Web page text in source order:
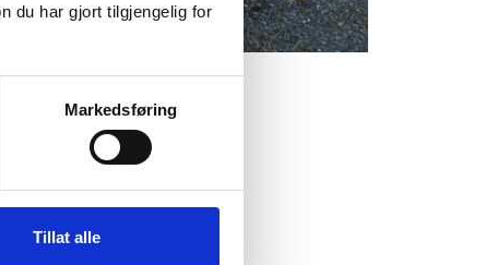
du har gjort tilgjengelig for
Markedsføring
Tillat alle